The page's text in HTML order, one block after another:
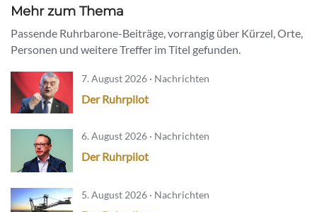
Mehr zum Thema
Passende Ruhrbarone-Beiträge, vorrangig über Kürzel, Orte,
Personen und weitere Treffer im Titel gefunden.
7. August 2026 · Nachrichten
Der Ruhrpilot
6. August 2026 · Nachrichten
Der Ruhrpilot
5. August 2026 · Nachrichten